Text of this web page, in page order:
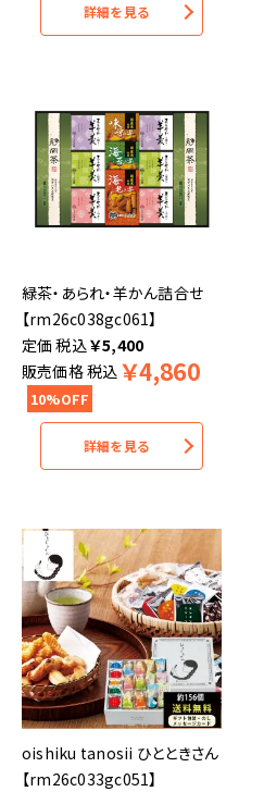
詳細を見る
緑茶・あられ・羊かん詰合せ
【rm26c038gc061】
税込￥5,400
販売価格税込 ￥4,860
10%OFF
詳細を見る
oishiku tanosii ひとときさん
【rm26c033gc051】